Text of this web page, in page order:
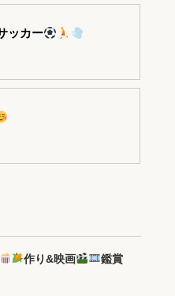
ッカー
作り&映画 鑑賞